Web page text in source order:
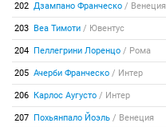
202 Дзампано Франческо / Венеция
203 Веа Тимоти / Ювентус
204 Пеллегрини Лоренцо / Рома
205 Ачерби Франческо / Интер
206 Карлос Аугусто / Интер
207 Похьянпало Йоэль / Венеция